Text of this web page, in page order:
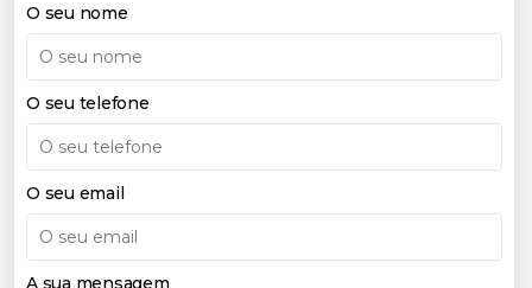
O seu nome
O seu telefone
O seu email
A sua mensagem